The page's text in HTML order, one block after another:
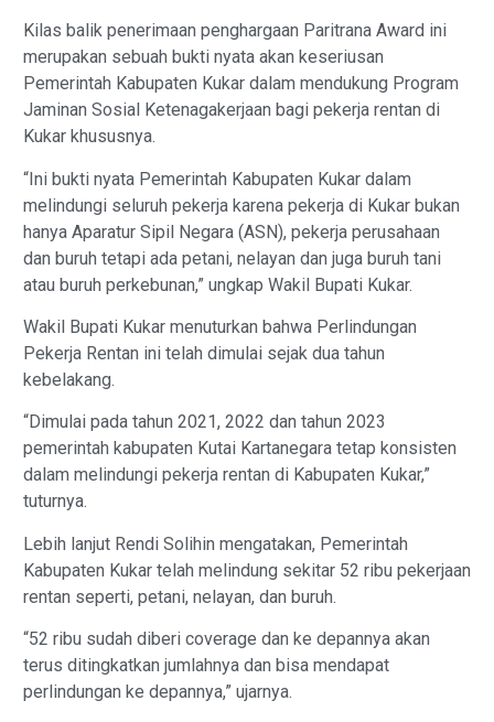
Kilas balik penerimaan penghargaan Paritrana Award ini
merupakan sebuah bukti nyata akan keseriusan
Pemerintah Kabupaten Kukar dalam mendukung Program
Jaminan Sosial Ketenagakerjaan bagi pekerja rentan di
Kukar khususnya.
“Ini bukti nyata Pemerintah Kabupaten Kukar dalam
melindungi seluruh pekerja karena pekerja di Kukar bukan
hanya Aparatur Sipil Negara (ASN), pekerja perusahaan
dan buruh tetapi ada petani, nelayan dan juga buruh tani
atau buruh perkebunan,” ungkap Wakil Bupati Kukar.
Wakil Bupati Kukar menuturkan bahwa Perlindungan
Pekerja Rentan ini telah dimulai sejak dua tahun
kebelakang.
“Dimulai pada tahun 2021, 2022 dan tahun 2023
pemerintah kabupaten Kutai Kartanegara tetap konsisten
dalam melindungi pekerja rentan di Kabupaten Kukar,”
tuturnya.
Lebih lanjut Rendi Solihin mengatakan, Pemerintah
Kabupaten Kukar telah melindung sekitar 52 ribu pekerjaan
rentan seperti, petani, nelayan, dan buruh.
“52 ribu sudah diberi coverage dan ke depannya akan
terus ditingkatkan jumlahnya dan bisa mendapat
perlindungan ke depannya,” ujarnya.